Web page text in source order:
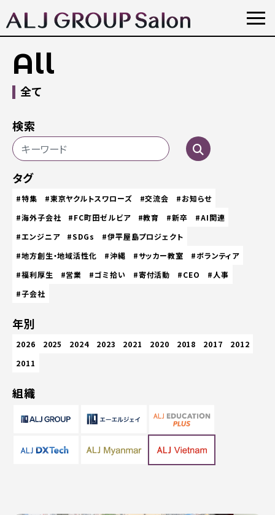
All
全て
検索
タグ
#特集 #東京ヤクルトスワローズ #交流会
#お知らせ
#海外子会社
#FC町田ゼルビア #教育 #新卒
#AI関連
#エンジニア
#SDGs
#伊平屋島プロジェクト
#地方創生・地域活性化
#沖縄 #サッカー教室
#ボランティア
#福利厚生
#営業 #ゴミ拾い #寄付活動 #CEO
#人事
#子会社
年別
2026 2025 2024 2023 2021 2020 2018 2017
2012
2011
組織